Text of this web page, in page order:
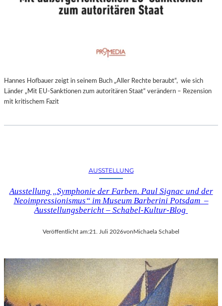
Hannes Hofbauer zeigt in seinem Buch „Aller Rechte beraubt“, wie sich
Länder „Mit EU-Sanktionen zum autoritären Staat“ verändern – Rezension
mit kritischem Fazit
AUSSTELLUNG
Ausstellung „Symphonie der Farben. Paul Signac und der
Neoimpressionismus“ im Museum Barberini Potsdam –
Ausstellungsbericht – Schabel-Kultur-Blog
Veröffentlicht am:21. Juli 2026vonMichaela Schabel